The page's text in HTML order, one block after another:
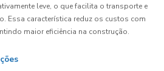
leve, o que facilita o transporte e
Essa característica reduz os custos com
maior eficiência na construção.